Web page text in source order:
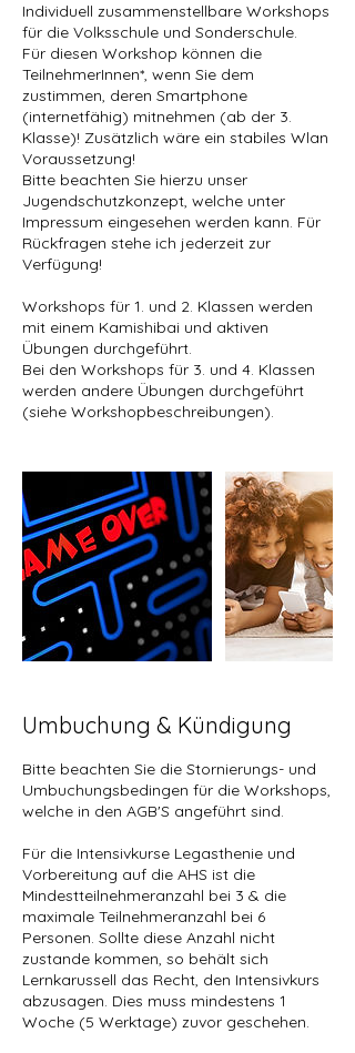
Individuell zusammenstellbare Workshops
für die Volksschule und Sonderschule.
Für diesen Workshop können die
TeilnehmerInnen*, wenn Sie dem
zustimmen, deren Smartphone
(internetfähig) mitnehmen (ab der 3.
Klasse)! Zusätzlich wäre ein stabiles Wlan
Voraussetzung!
Bitte beachten Sie hierzu unser
Jugendschutzkonzept, welche unter
Impressum eingesehen werden kann. Für
Rückfragen stehe ich jederzeit zur
Verfügung!
Workshops für 1. und 2. Klassen werden
mit einem Kamishibai und aktiven
Übungen durchgeführt.
Bei den Workshops für 3. und 4. Klassen
werden andere Übungen durchgeführt
(siehe Workshopbeschreibungen).
Umbuchung & Kündigung
Bitte beachten Sie die Stornierungs- und
Umbuchungsbedingen für die Workshops,
welche in den AGB'S angeführt sind.
Für die Intensivkurse Legasthenie und
Vorbereitung auf die AHS ist die
Mindestteilnehmeranzahl bei 3 & die
maximale Teilnehmeranzahl bei 6
Personen. Sollte diese Anzahl nicht
zustande kommen, so behält sich
Lernkarussell das Recht, den Intensivkurs
abzusagen. Dies muss mindestens 1
Woche (5 Werktage) zuvor geschehen.